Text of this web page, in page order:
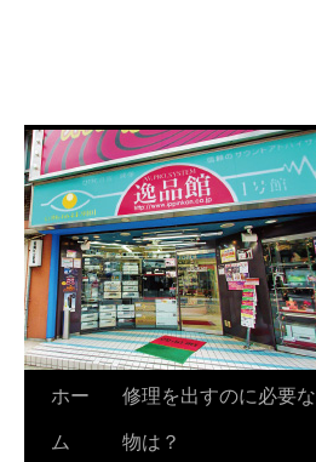
ホー
ム
修理を出すのに必要な
物は？